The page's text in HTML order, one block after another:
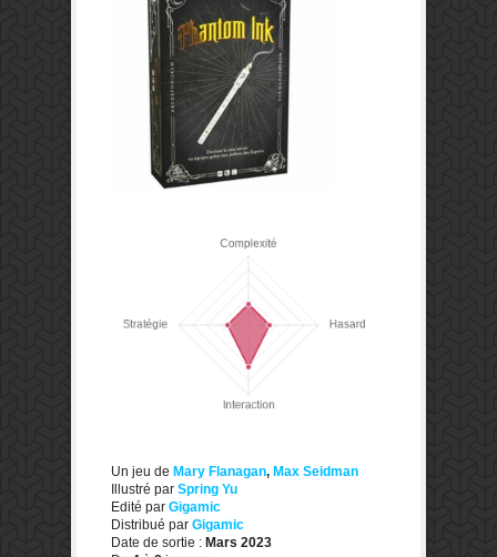
Un jeu de Mary Flanagan, Max Seidman
Illustré par Spring Yu
Edité par Gigamic
Distribué par Gigamic
Date de sortie : Mars 2023